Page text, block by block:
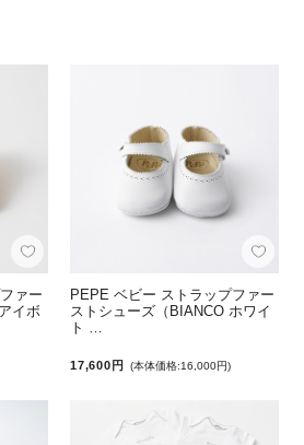
ァー
イボ
PEPE ベビー ストラップファー
ストシューズ（BIANCO ホワイ
ト …
17,600円 (本体価格:16,000円)